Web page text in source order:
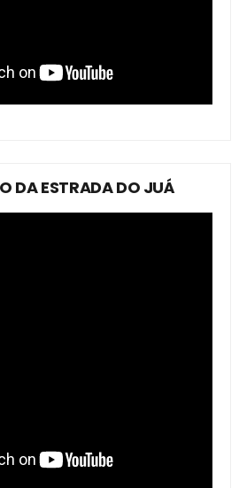
DA ESTRADA DO JUÁ